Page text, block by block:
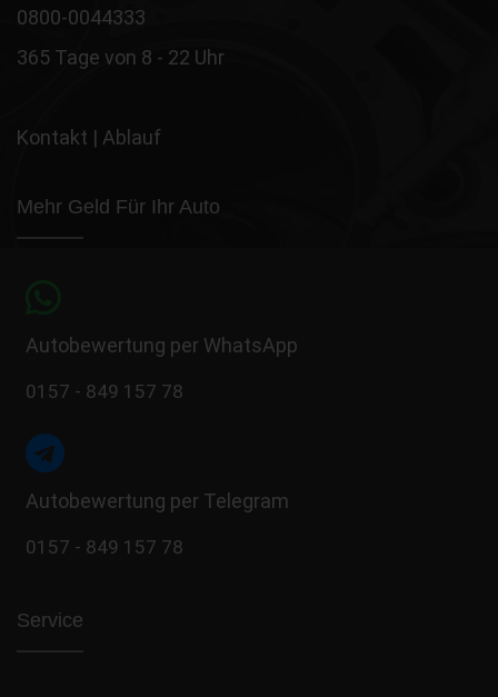
0800-0044333
365 Tage von 8 - 22 Uhr
Kontakt | Ablauf
Mehr Geld Für Ihr Auto
Autobewertung per WhatsApp
0157 - 849 157 78
Autobewertung per Telegram
0157 - 849 157 78
Service